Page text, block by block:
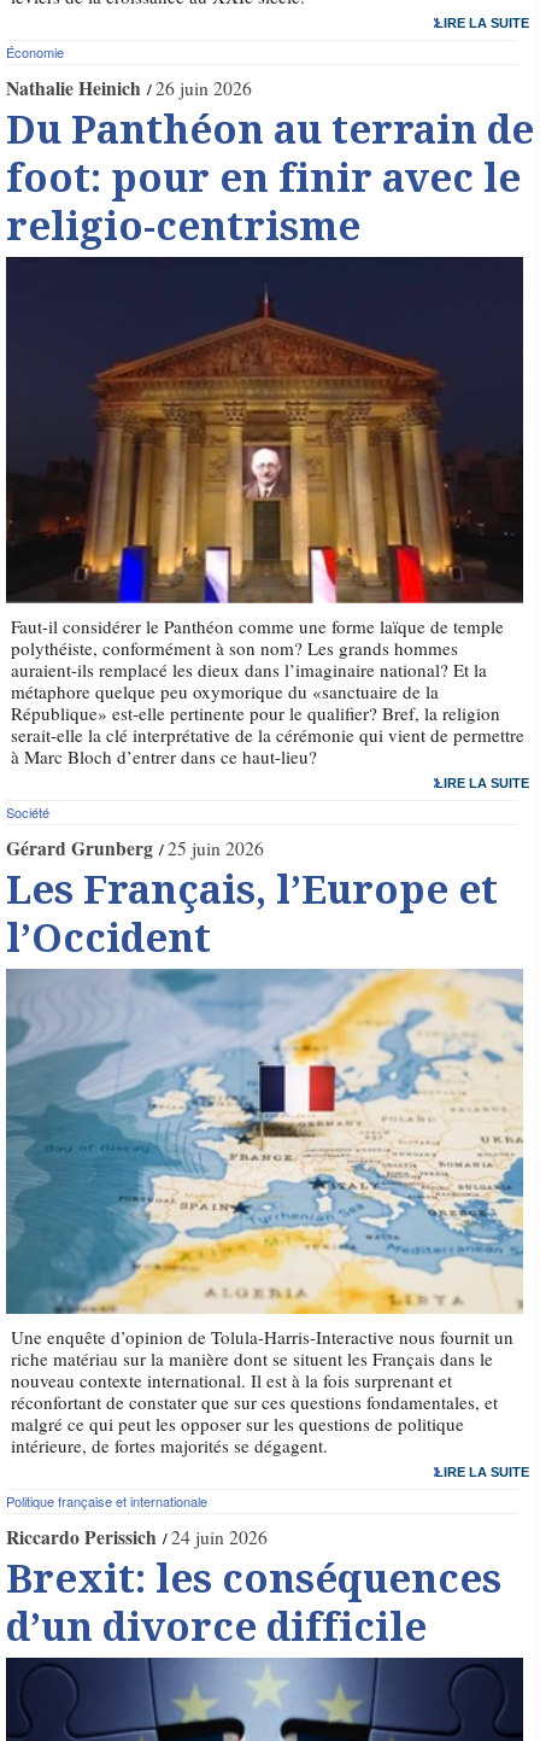
LIRE LA SUITE
Économie
Nathalie Heinich 26 juin 2026
Du Panthéon au terrain de
foot: pour en finir avec le
religio-centrisme
Faut-il considérer le Panthéon comme une forme laïque de temple
polythéiste, conformément à son nom? Les grands hommes
auraient-ils remplacé les dieux dans l’imaginaire national? Et la
métaphore quelque peu oxymorique du «sanctuaire de la
République» est-elle pertinente pour le qualifier? Bref, la religion
serait-elle la clé interprétative de la cérémonie qui vient de permettre
à Marc Bloch d’entrer dans ce haut-lieu?
LIRE LA SUITE
Société
Gérard Grunberg 25 juin 2026
Les Français, l’Europe et
l’Occident
Une enquête d’opinion de Tolula-Harris-Interactive nous fournit un
riche matériau sur la manière dont se situent les Français dans le
nouveau contexte international. Il est à la fois surprenant et
réconfortant de constater que sur ces questions fondamentales, et
malgré ce qui peut les opposer sur les questions de politique
intérieure, de fortes majorités se dégagent.
LIRE LA SUITE
Politique française et internationale
Riccardo Perissich 24 juin 2026
Brexit: les conséquences
d’un divorce difficile